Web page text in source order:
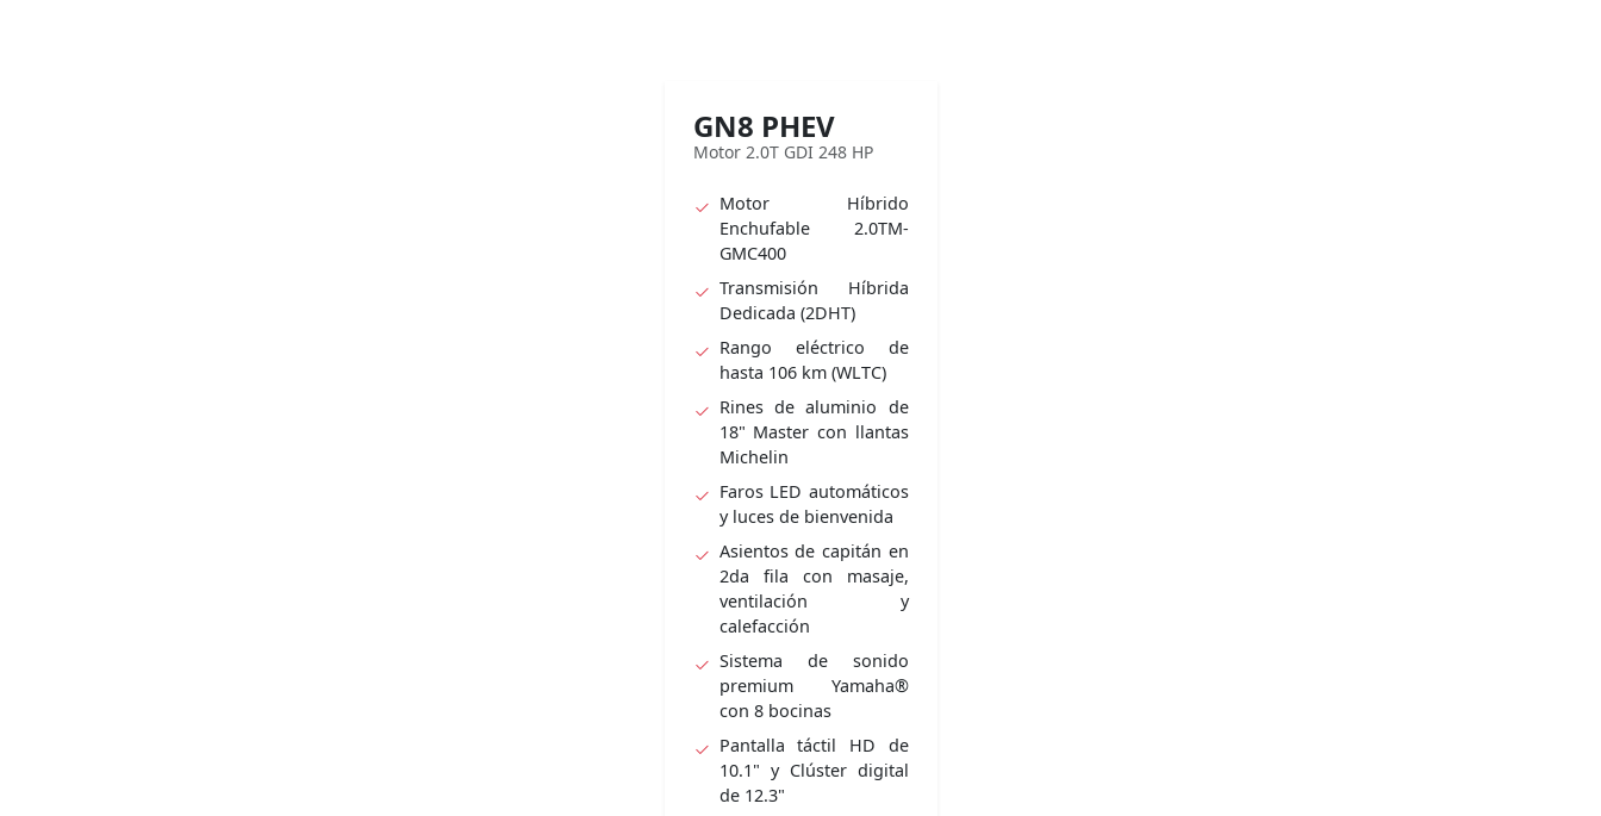
GN8 PHEV
Motor 2.0T GDI 248 HP
Motor Híbrido
Enchufable 2.0TM-
GMC400
Transmisión Híbrida
Dedicada (2DHT)
Rango eléctrico de
hasta 106 km (WLTC)
Rines de aluminio de
18" Master con llantas
Michelin
Faros LED automáticos
y luces de bienvenida
Asientos de capitán en
2da fila con masaje,
ventilación y
calefacción
Sistema de sonido
premium Yamaha®
con 8 bocinas
Pantalla táctil HD de
10.1" y Clúster digital
de 12.3"